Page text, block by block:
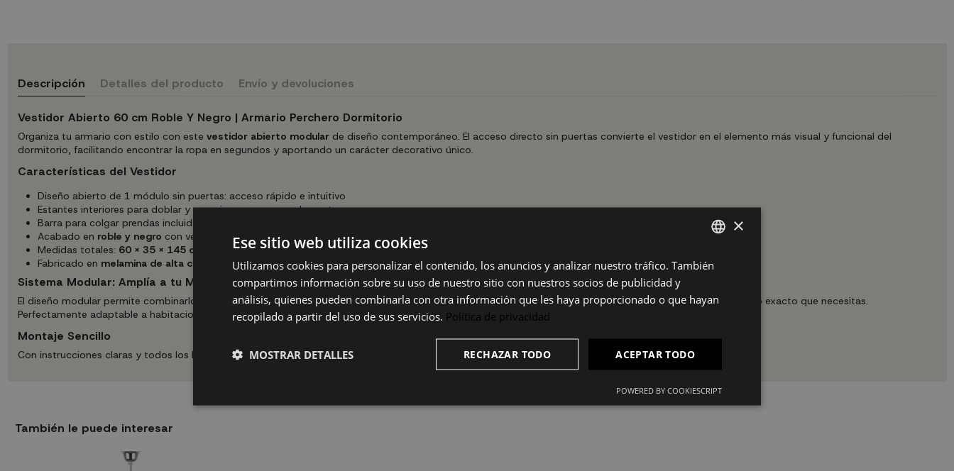
Descripción Detalles del producto Envío y devoluciones
Vestidor Abierto 60 cm Roble Y Negro | Armario Perchero Dormitorio
Organiza tu armario con estilo con este vestidor abierto modularde diseño contemporáneo. El acceso directo sin puertas convierte el vestidor en el elemento más visual y funcional del
dormitorio, facilitando encontrar la ropa en segundos y aportando un carácter decorativo único.
Características del Vestidor
Diseño abierto de 1 módulo sin puertas: acceso rápido e intuitivo
Estantes interiores para doblar y organizar ropa y complementos
Barra para colgar prendas incluida en cada módulo
Acabado en roble y negro con veteado de madera de tacto poroso
Medidas totales: 60 x 35 x 145 cm
(Ancho x Fondo x Alto)
Fabricado en melamina de alta calidad , resistente y duradera
Sistema Modular: Amplía a tu Medida
El diseño modular permite combinarlo con otros vestidores, zapateros o módulos adicionales de la misma colección para crear el espacio de almacenamiento exacto que necesitas.
Perfectamente adaptable a habitaciones de matrimonio, juveniles o cuartos de vestir independientes.
Montaje Sencillo
Con instrucciones claras y todos los herrajes incluidos. Listo para usar en poco tiempo, sin necesidad de herramientas especializadas.
También le puede interesar
SPANISH
×
Ese sitio web utiliza cookies
Utilizamos cookies para personalizar el contenido, los anuncios y analizar nuestro tráfico. También
compartimos información sobre su uso de nuestro sitio con nuestros socios de publicidad y
análisis, quienes pueden combinarla con otra información que les haya proporcionado o que hayan
recopilado a partir del uso de sus servicios. Política de privacidad
ACEPTAR TODO
RECHAZAR TODO
MOSTRAR DETALLES
POWERED BY COOKIESCRIPT